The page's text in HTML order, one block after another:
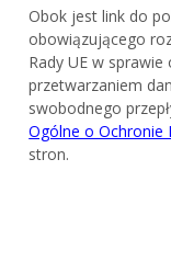
Obok jest link do
obowiązującego
Rady UE w
przetwarzaniem
swobodnego
Ogólne o Ochronie
stron.